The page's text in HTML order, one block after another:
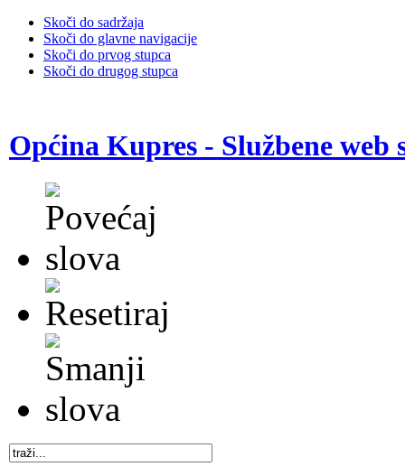
Skoči do sadržaja
Skoči do glavne navigacije
Skoči do prvog stupca
Skoči do drugog stupca
Općina Kupres - Službene web